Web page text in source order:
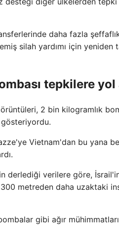
daha fazla
silah yardımı için
tepkilere yol
2 bin kilogramlık
Vietnam'dan bu yana
derlediği verilere göre,
metreden daha uzaktaki
gibi ağır